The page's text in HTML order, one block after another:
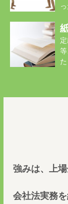
強みは、上
会社法実務